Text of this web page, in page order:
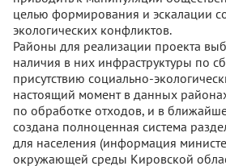
целью формирования и эскалации
экологических конфликтов.
Районы для реализации проекта
наличия в них инфраструктуры по
присутствию социально-
настоящий момент в данных
по обработке отходов, и в
создана полноценная система
для населения (информация
окружающей среды Кировской